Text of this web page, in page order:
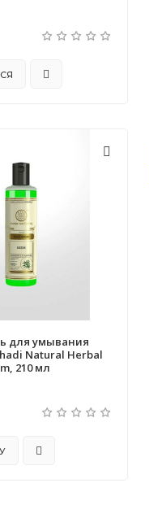
для умывания
Natural Herbal
210 мл